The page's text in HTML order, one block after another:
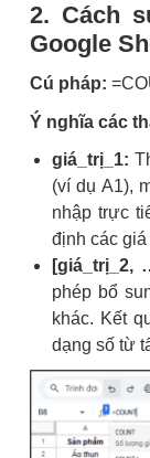
2. Cách
Google
Cú pháp:
Ý nghĩa các
giá_trị_1:
(ví dụ A1),
nhập trực
định các giá
[giá_trị_2,
phép bổ
khác. Kết
dạng số từ